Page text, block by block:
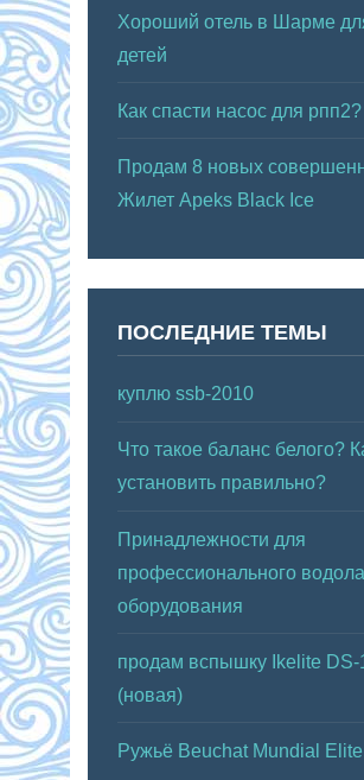
Хороший отель в Шарме
детей
Как спасти насос для рпп2?
Продам 8 новых
Жилет Apeks Black Ice
ПОСЛЕДНИЕ ТЕМЫ
куплю ssb-2010
Что такое баланс белого?
установить правильно?
Принадлежности для
профессионального
оборудования
продам вспышку Ikelite DS-
(новая)
Ружьё Beuchat Mundial